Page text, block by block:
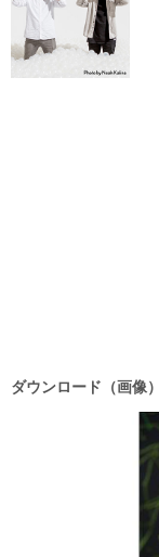
ダウンロード（画像）